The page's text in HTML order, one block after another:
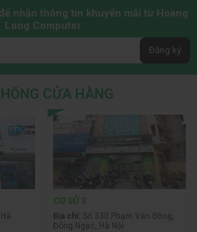
Prime LC 360 ARGB LCD
LC 360 ARGB LCD
kế mạnh mẽ giúp duy trì nhiệt độ
hình LCD tích hợp cho phép hiển thị
tùy chỉnh, tăng tính hiện đại cho hệ
tốt giúp CPU duy trì hiệu suất cao
biệt khi chơi game hoặc render ở mức
ARGB đồng bộ tạo điểm nhấn thẩm mỹ
nhận thông tin khuyến mãi từ Hoàng
Long Computer
Đăng ký
CỬA HÀNG
CƠ SỞ 3
Địa chỉ: Số 330 Phạm Văn Đồng,
Đông Ngạc, Hà Nội